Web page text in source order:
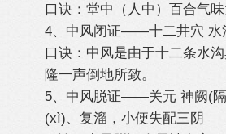
口诀：堂中（人中）百合气味
4、中风闭证——十二井穴 水
口诀：中风是由于十二条水沟
隆一声倒地所致。
5、中风脱证——关元 神阙(
(xì)、复溜，小便失配三阴